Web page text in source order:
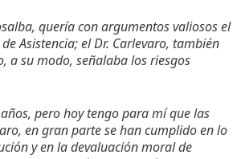
quería con argumentos valiosos el
Asistencia; el Dr. Carlevaro, también
a su modo, señalaba los riesgos
pero hoy tengo para mí que las
en gran parte se han cumplido en lo
y en la devaluación moral de